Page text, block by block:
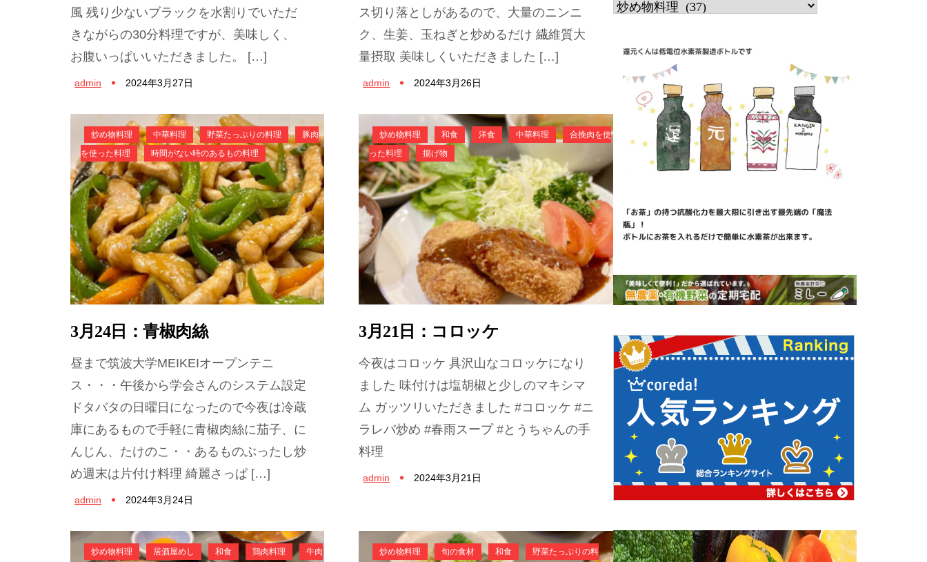
風 残り少ないブラックを水割りでいただ
きながらの30分料理ですが、美味しく、
お腹いっぱいいただきました。 […]
admin 2024年3月27日
ス切り落としがあるので、大量のニンニ
ク、生姜、玉ねぎと炒めるだけ 繊維質大
量摂取 美味しくいただきました […]
admin 2024年3月26日
炒め物料理 中華料理 野菜たっぷりの料理
豚肉
を使った料理
時間がない時のあるもの料理
3月24日：青椒肉絲
昼まで筑波大学MEIKEIオープンテニ
ス・・・午後から学会さんのシステム設定
ドタバタの日曜日になったので今夜は冷蔵
庫にあるもので手軽に青椒肉絲に茄子、に
んじん、たけのこ・・あるものぶったし炒
め週末は片付け料理 綺麗さっぱ […]
admin 2024年3月24日
炒め物料理 和食 洋食 中華料理
合挽肉を使
った料理
揚げ物
3月21日：コロッケ
今夜はコロッケ 具沢山なコロッケになり
ました 味付けは塩胡椒と少しのマキシマ
ム ガッツリいただきました #コロッケ #ニ
ラレバ炒め #春雨スープ #とうちゃんの手
料理
admin 2024年3月21日
炒め物料理 居酒屋めし 和食 鶏肉料理
牛肉
炒め物料理 旬の食材 和食
野菜たっぷりの料
カ
ー